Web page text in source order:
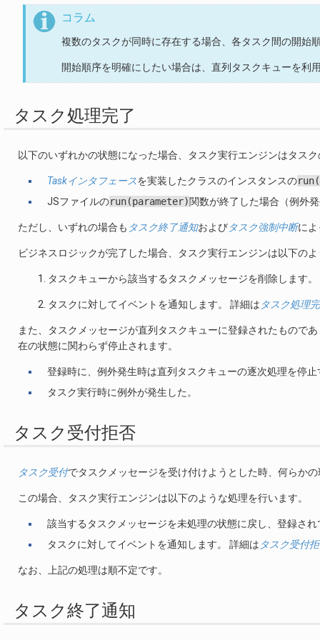
コラム
複数のタスクが同時に存在する場合、各タスク間の開始
開始順序を明確にしたい場合は、直列タスクキューを利
タスク処理完了
以下のいずれかの状態になった場合、タスク実行エンジンはタス
Taskインタフェースを実装したクラスのインスタンスの
JSファイルのrun(parameter)関数が終了した場合（例外
ただし、いずれの場合も タスク終了通知およびタスク強制中断によ
ビジネスロジックが完了した場合、タスク実行エンジンは以下の
タスクキューから該当するタスクメッセージを削除します。
タスクに対してイベントを通知します。 詳細は タスク処理
また、タスクメッセージが直列タスクキューに登録されたもので
在の状態に関わらず停止されます。
登録時に、例外発生時は直列タスクキューの逐次処理を停
タスク実行時に例外が発生した。
タスク受付拒否
タスク受付でタスクメッセージを受け付けようとした時、何らか
この場合、タスク実行エンジンは以下のような処理を行います。
該当するタスクメッセージを未処理の状態に戻し、登録さ
タスクに対してイベントを通知します。 詳細は タスク受付
なお、上記の処理は順不定です。
タスク終了通知